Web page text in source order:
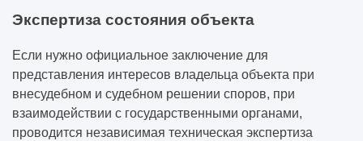
Экспертиза состояния объекта
Если нужно официальное заключение для
представления интересов владельца объекта при
внесудебном и судебном решении споров, при
взаимодействии с государственными органами,
проводится независимая техническая экспертиза